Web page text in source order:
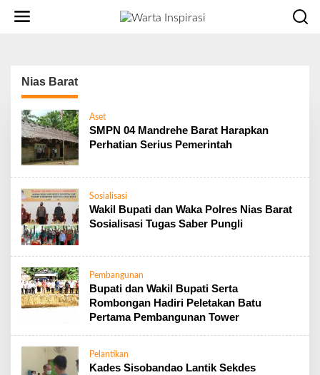
Nias Barat
Aset
SMPN 04 Mandrehe Barat Harapkan
Perhatian Serius Pemerintah
Sosialisasi
Wakil Bupati dan Waka Polres Nias Barat
Sosialisasi Tugas Saber Pungli
Pembangunan
Bupati dan Wakil Bupati Serta
Rombongan Hadiri Peletakan Batu
Pertama Pembangunan Tower
Pelantikan
Kades Sisobandao Lantik Sekdes